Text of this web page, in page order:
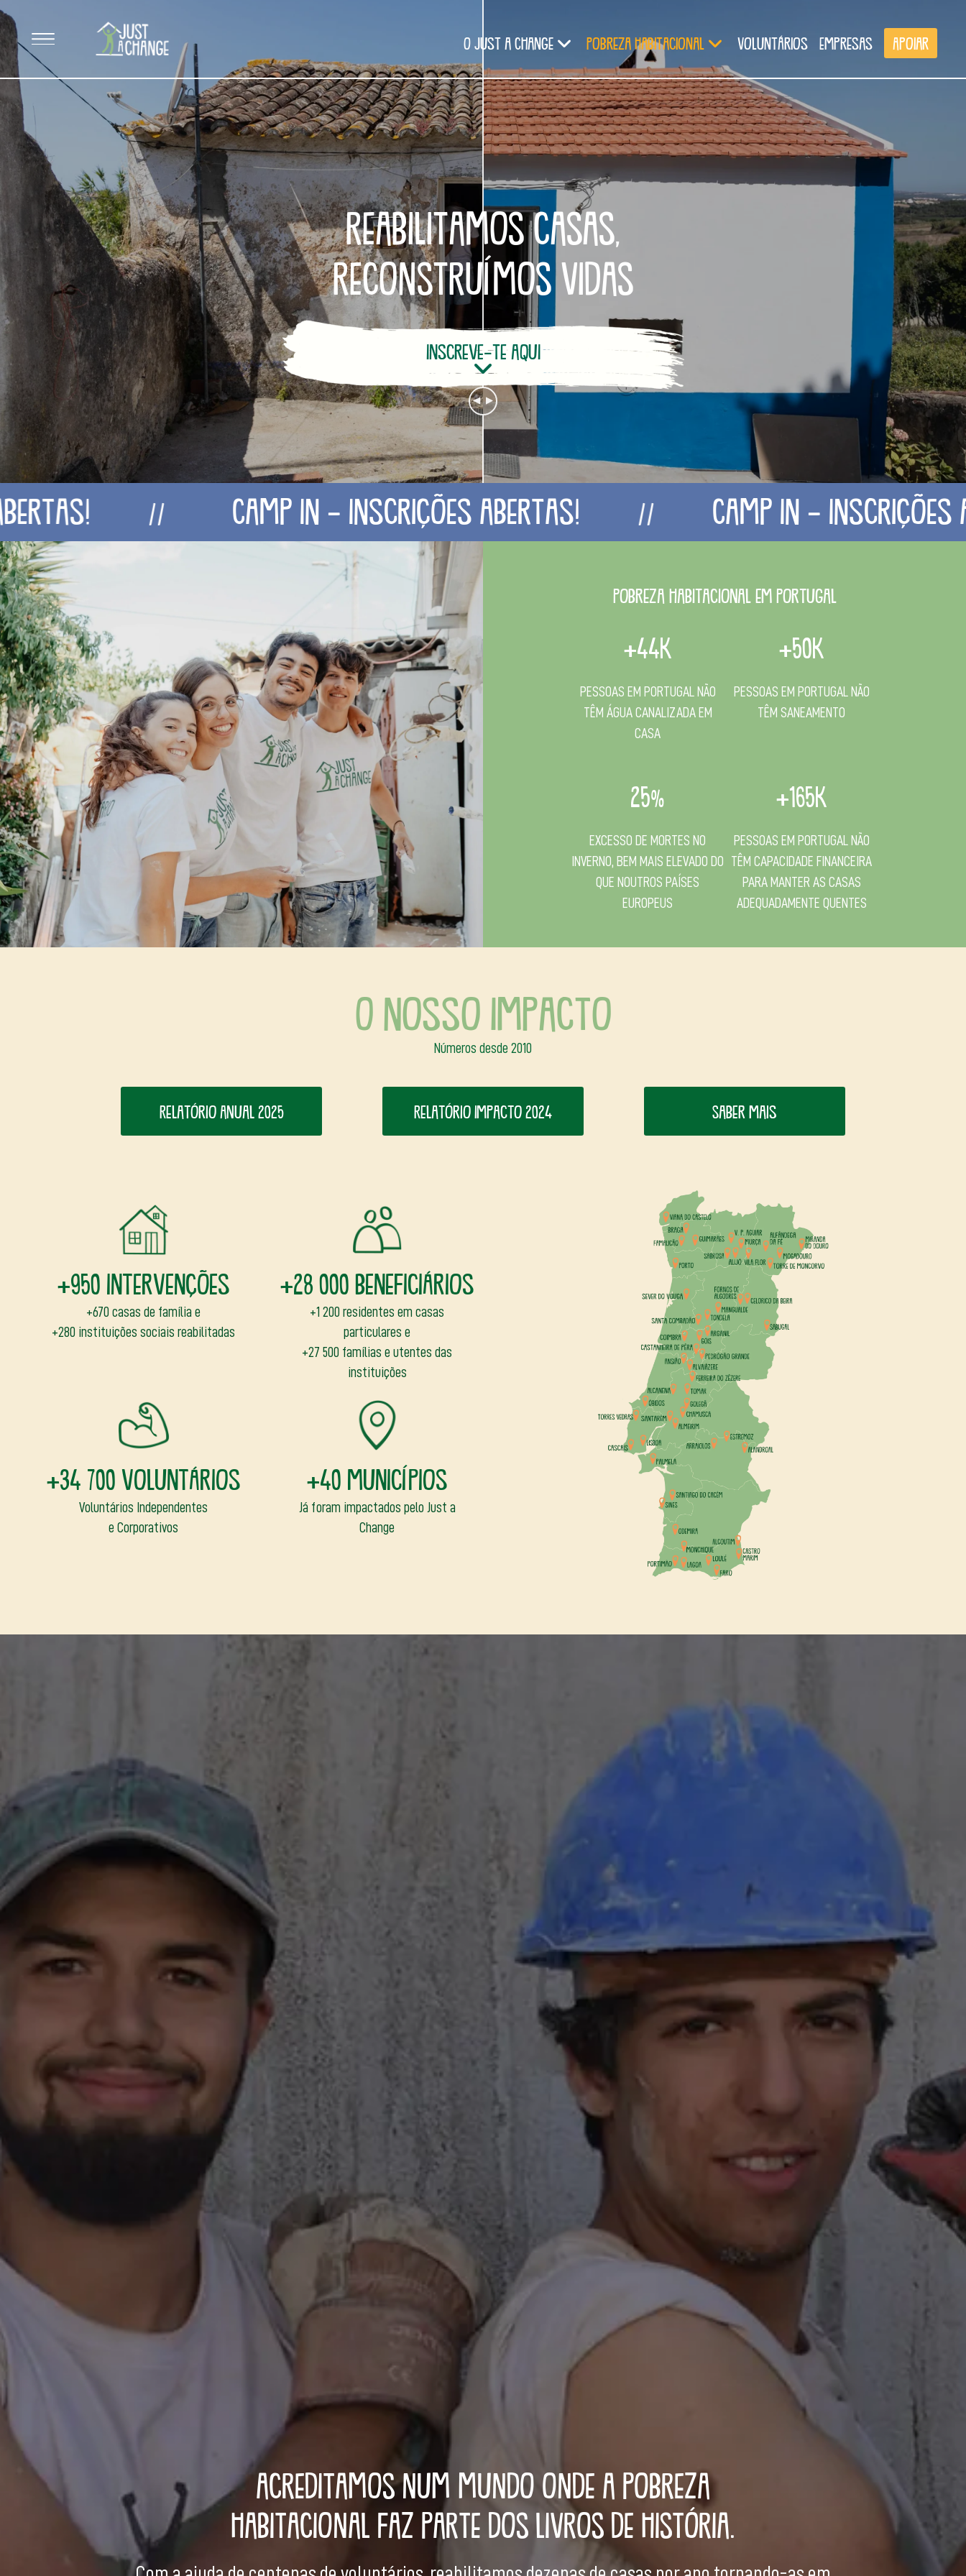
O Just a Change Pobreza Habitacional Voluntários Empresas Apoiar
REABILITAMOS CASAS,
RECONSTRUÍMOS VIDAS
inscreve-te aqui
Camp In - Inscrições abertas! Camp In - Inscrições
Pobreza habitacional em Portugal
+44K
PESSOAS EM PORTUGAL NÃO
TÊM ÁGUA CANALIZADA EM
CASA
+50K
PESSOAS EM PORTUGAL NÃO
TÊM SANEAMENTO
25%
EXCESSO DE MORTES NO
INVERNO, BEM MAIS ELEVADO DO
QUE NOUTROS PAÍSES
EUROPEUS
+165K
PESSOAS EM PORTUGAL NÃO
TÊM CAPACIDADE FINANCEIRA
PARA MANTER AS CASAS
ADEQUADAMENTE QUENTES
O nosso impacto
Números desde 2010
Relatório Anual 2025 Relatório Impacto 2024 Saber mais
+950 intervenções +28 000 beneficiários
+670 casas de família e
+280 instituições sociais reabilitadas
+1 200 residentes em casas
particulares e
+27 500 famílias e utentes das
instituições
+34 700 voluntários +40 municípios
Voluntários Independentes
e Corporativos
Já foram impactados pelo Just a
Change
ACREDITAMOS NUM MUNDO ONDE A POBREZA
HABITACIONAL FAZ PARTE DOS LIVROS DE HISTÓRIA.